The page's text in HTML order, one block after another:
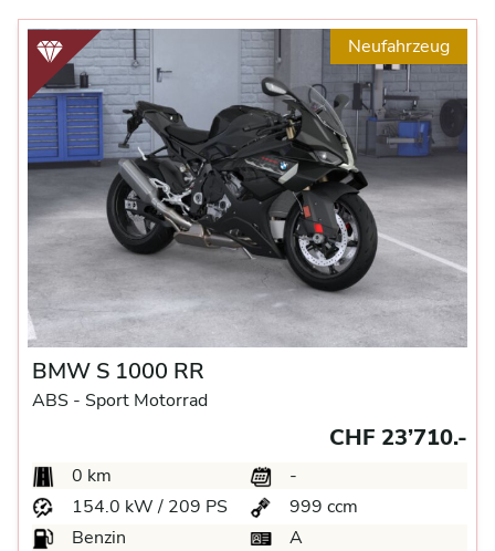
Neufahrzeug
BMW S 1000 RR
ABS - Sport Motorrad
CHF 23’710.-
0 km
-
154.0 kW / 209 PS
999 ccm
Benzin
A